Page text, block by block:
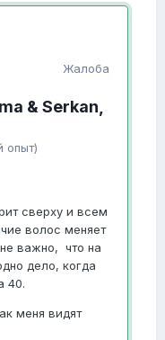
Жалоба
& Serkan,
опыт)
сверху и всем
волос меняет
важно, что на
дело, когда
40.
меня видят